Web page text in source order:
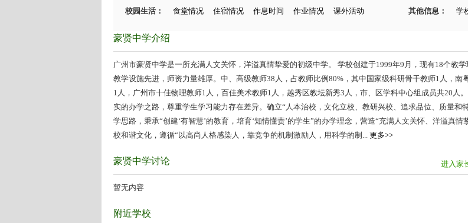
校园生活：
食堂情况 住宿情况 作息时间 作业情况 课外活动 其他信息： 学
豪贤中学介绍
广州市豪贤中学是一所充满人文关怀，洋溢真情挚爱的初级中学。 学校创建于1999年9月，现有18个教
教学设施先进，师资力量雄厚。中、高级教师38人，占教师比例80%，其中国家级科研骨干教师1人，南
1人，广州市十佳物理教师1人，百佳美术教师1人，越秀区教坛新秀3人，市、区学科中心组成员共20人
实的办学之路，尊重学生学习能力存在差异。确立“人本治校，文化立校、教研兴校、追求品位、质量和
学思路，秉承“创建‘有智慧’的教育，培育‘知情懂责’的学生”的办学理念，营造“充满人文关怀、洋溢真情
校和谐文化，遵循“以高尚人格感染人，靠竞争的机制激励人，用科学的制... 更多>>
进入家
豪贤中学讨论
暂无内容
附近学校